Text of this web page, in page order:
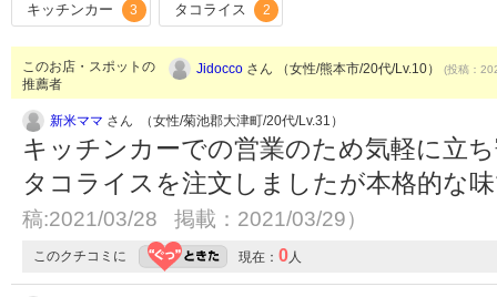
キッチンカー 3 タコライス 2
このお店・スポットの
推薦者
Jidocco さん （女性/熊本市/20代/Lv.10） (投稿：
新米ママ さん （女性/菊池郡大津町/20代/Lv.31）
キッチンカーでの営業のため気軽に立
タコライスを注文しましたが本格的な
稿:2021/03/28 掲載：2021/03/29）
このクチコミに 現在： 0 人